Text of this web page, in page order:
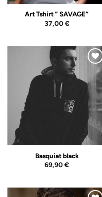
Art Tshirt ” SAVAGE”
37,00€
Adicionar
Wishlist
Basquiat black
69,90€